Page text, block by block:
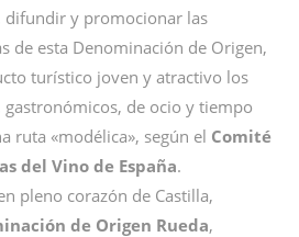
difundir y promocionar las
de esta Denominación de Origen,
turístico joven y atractivo los
de ocio y tiempo
ruta «modélica», según el Comité
del Vino de España.
pleno corazón de Castilla,
de Origen Rueda,